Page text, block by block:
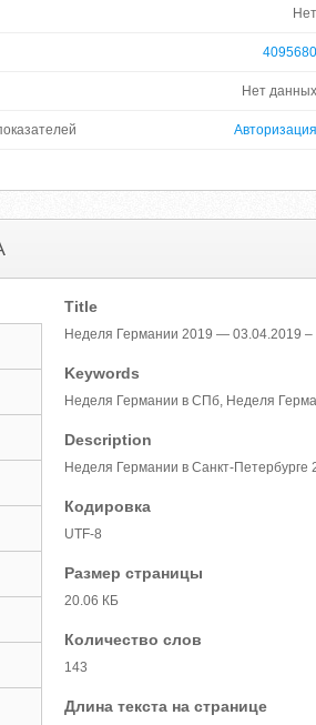
Нет
4095680
Нет данных
Авторизация
Title
Неделя Германии 2019 — 03.04.2019 –
Keywords
Неделя Германии в СПб, Неделя
Description
Неделя Германии в Санкт-Петербурге
Кодировка
UTF-8
Размер страницы
20.06 КБ
Количество слов
143
Длина текста на странице